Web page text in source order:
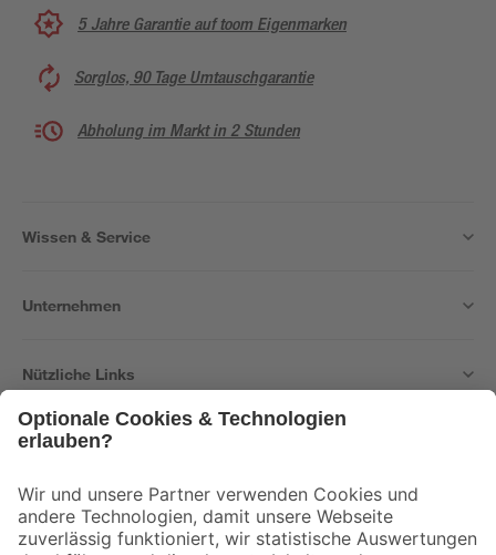
5 Jahre Garantie auf toom Eigenmarken
Sorglos, 90 Tage Umtauschgarantie
Abholung im Markt in 2 Stunden
Wissen & Service
Unternehmen
Nützliche Links
Der toom Newsletter: Keine Angebote und Aktionen mehr verpassen!
Zur Newsletter Anmeldung